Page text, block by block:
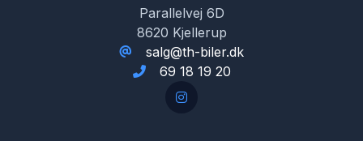
Parallelvej 6D
8620 Kjellerup
salg@th-biler.dk
69 18 19 20